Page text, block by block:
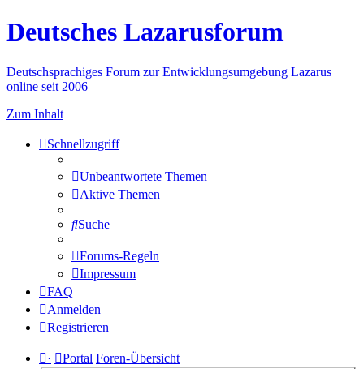
Deutsches Lazarusforum
Deutschsprachiges Forum zur Entwicklungsumgebung Lazarus
online seit 2006
Zum Inhalt
Schnellzugriff
Unbeantwortete Themen
Aktive Themen
Suche
Forums-Regeln
Impressum
FAQ
Anmelden
Registrieren
· Portal Foren-Übersicht